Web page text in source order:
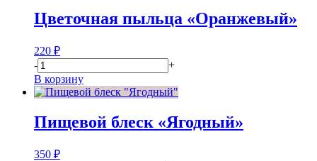
Цветочная пыльца «Оранжевый»
220 ₽
-
+
В корзину
Пищевой блеск «Ягодный»
350 ₽